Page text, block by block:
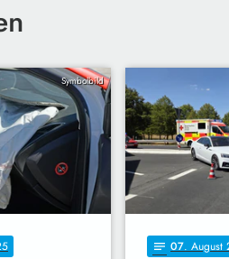
Symbolbild
notes 07. August